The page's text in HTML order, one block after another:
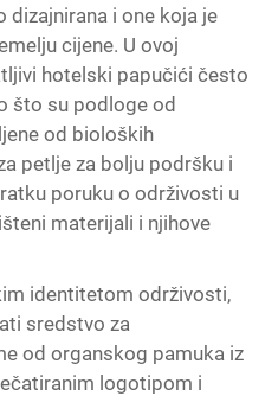
i one koja je
cijene. U ovoj
hotelski papučići često
što su podloge od
od bioloških
petlje za bolju podršku i
poruku o održivosti u
materijali i njihove
identitetom održivosti,
sredstvo za
od organskog pamuka iz
logotipom i